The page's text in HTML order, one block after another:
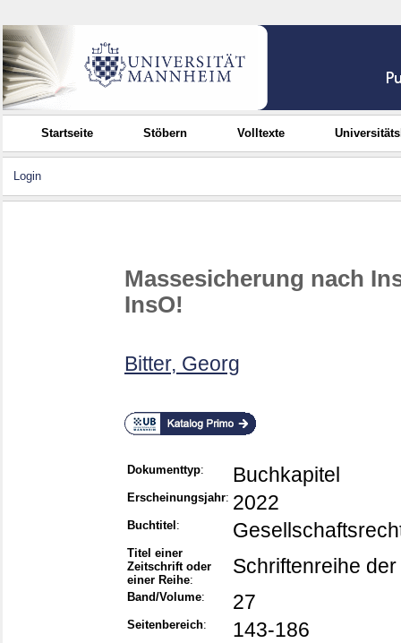
Startseite Stöbern Volltexte
Login
Massesicherung nach
InsO!
Bitter, Georg
Dokumenttyp: Buchkapitel
Erscheinungsjahr: 2022
Buchtitel :
Titel einer
Zeitschrift oder
einer Reihe:
Schriftenreihe
Band/Volume: 27
Seitenbereich: 143-186